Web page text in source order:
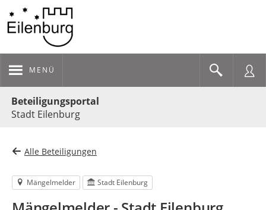
MENÜ
Beteiligungsportal
Stadt Eilenburg
Alle Beteiligungen
Mängelmelder Stadt Eilenburg